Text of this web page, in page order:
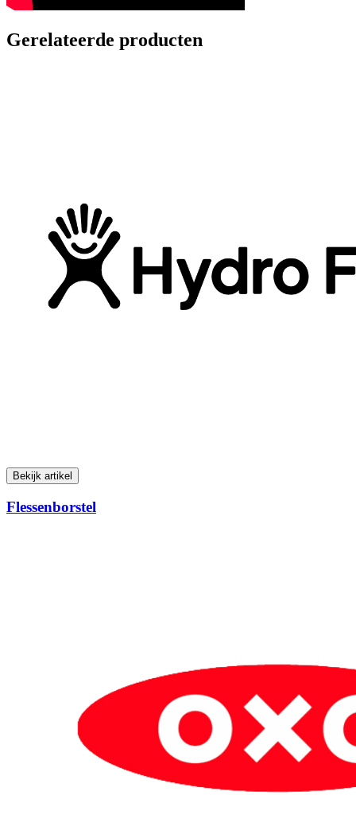
Gerelateerde producten
Bekijk artikel
Flessenborstel